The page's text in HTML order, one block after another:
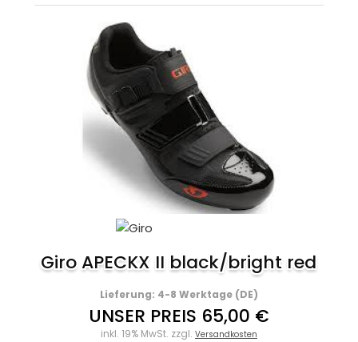
Giro APECKX II black/bright red
Lieferung: 4-8 Werktage (DE)
UNSER PREIS 65,00 €
inkl. 19% MwSt. zzgl. Versandkosten